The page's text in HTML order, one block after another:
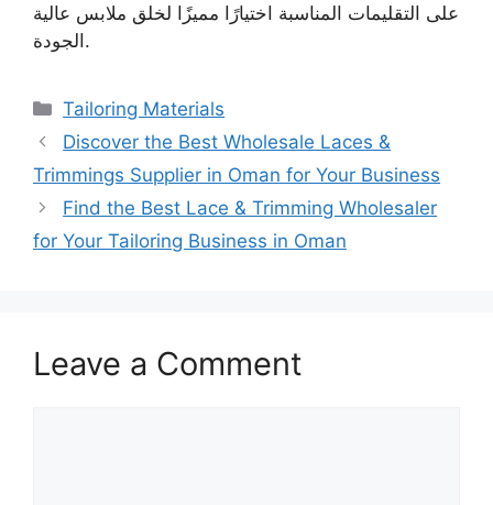
على التقليمات المناسبة اختيارًا مميزًا لخلق ملابس عالية
الجودة.
Categories
Tailoring Materials
Discover the Best Wholesale Laces &
Trimmings Supplier in Oman for Your Business
Find the Best Lace & Trimming Wholesaler
for Your Tailoring Business in Oman
Leave a Comment